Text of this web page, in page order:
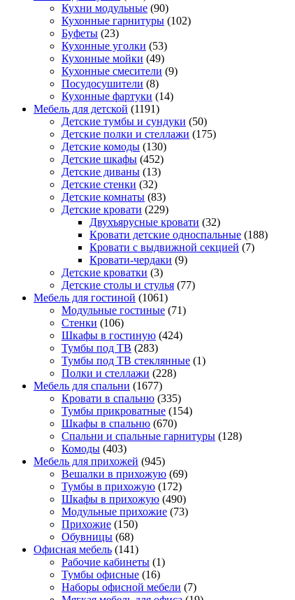
Кухни модульные (90)
Кухонные гарнитуры (102)
Буфеты (23)
Кухонные уголки (53)
Кухонные мойки (49)
Кухонные смесители (9)
Посудосушители (8)
Кухонные фартуки (14)
Мебель для детской (1191)
Детские тумбы и сундуки (50)
Детские полки и стеллажи (175)
Детские комоды (130)
Детские шкафы (452)
Детские диваны (13)
Детские стенки (32)
Детские комнаты (83)
Детские кровати (229)
Двухъярусные кровати (32)
Кровати детские односпальные (188)
Кровати с выдвижной секцией (7)
Кровати-чердаки (9)
Детские кроватки (3)
Детские столы и стулья (77)
Мебель для гостиной (1061)
Модульные гостиные (71)
Стенки (106)
Шкафы в гостиную (424)
Тумбы под ТВ (283)
Тумбы под ТВ стеклянные (1)
Полки и стеллажи (228)
Мебель для спальни (1677)
Кровати в спальню (335)
Тумбы прикроватные (154)
Шкафы в спальню (670)
Спальни и спальные гарнитуры (128)
Комоды (403)
Мебель для прихожей (945)
Вешалки в прихожую (69)
Тумбы в прихожую (172)
Шкафы в прихожую (490)
Модульные прихожие (73)
Прихожие (150)
Обувницы (68)
Офисная мебель (141)
Рабочие кабинеты (1)
Тумбы офисные (16)
Наборы офисной мебели (7)